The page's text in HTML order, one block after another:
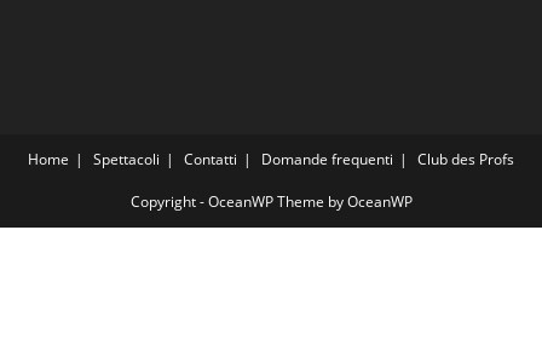
Home Spettacoli Contatti Domande frequenti Club des Profs
Copyright - OceanWP Theme by OceanWP